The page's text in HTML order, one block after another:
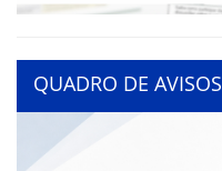
QUADRO DE AVISOS